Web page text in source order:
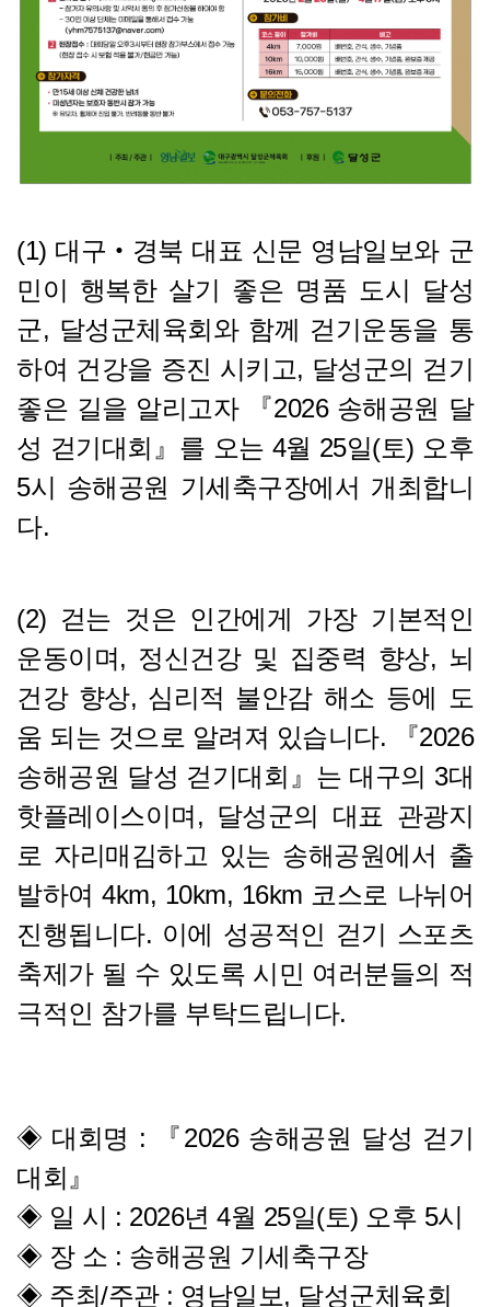
(1) 대구‧경북 대표 신문 영남일보와 군
민이 행복한 살기 좋은 명품 도시 달성
군, 달성군체육회와 함께 걷기운동을 통
하여 건강을 증진 시키고, 달성군의 걷기
좋은 길을 알리고자 『2026 송해공원 달
성 걷기대회』를 오는 4월 25일(토) 오후
5시 송해공원 기세축구장에서 개최합니
다.
(2) 걷는 것은 인간에게 가장 기본적인
운동이며, 정신건강 및 집중력 향상, 뇌
건강 향상, 심리적 불안감 해소 등에 도
움 되는 것으로 알려져 있습니다. 『2026
송해공원 달성 걷기대회』는 대구의 3대
핫플레이스이며, 달성군의 대표 관광지
로 자리매김하고 있는 송해공원에서 출
발하여 4km, 10km, 16km 코스로 나뉘어
진행됩니다. 이에 성공적인 걷기 스포츠
축제가 될 수 있도록 시민 여러분들의 적
극적인 참가를 부탁드립니다.
◈ 대회명 : 『2026 송해공원 달성 걷기
대회』
◈ 일 시 : 2026년 4월 25일(토) 오후 5시
◈ 장 소 : 송해공원 기세축구장
◈ 주최/주관 : 영남일보, 달성군체육회